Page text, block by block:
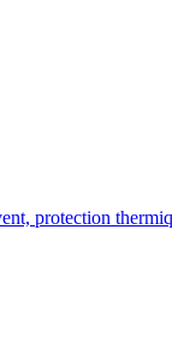
protection